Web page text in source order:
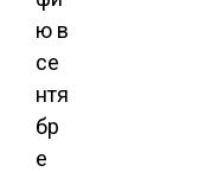
ю в
се
нтя
бр
е